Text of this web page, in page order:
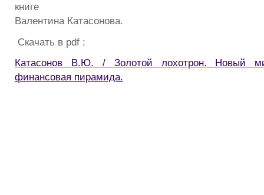
книге
Валентина Катасонова.
Скачать в pdf :
Катасонов В.Ю. / Золотой лохотрон. Новый
финансовая пирамида.